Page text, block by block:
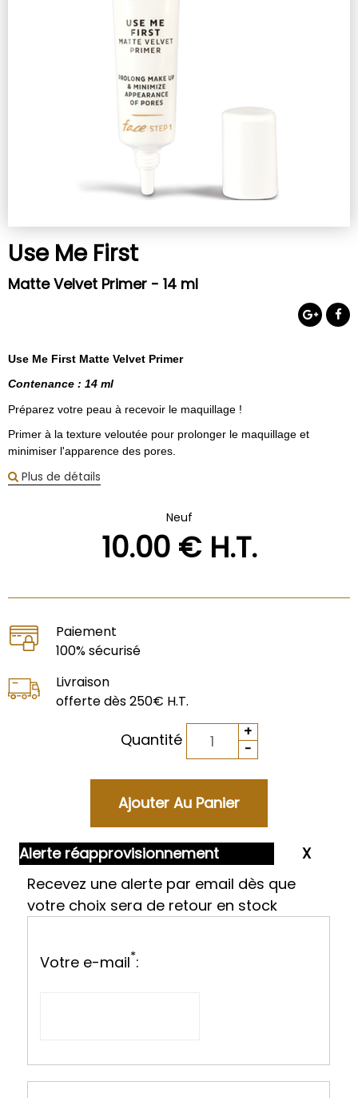
Use Me First
Matte Velvet Primer - 14 ml
Use Me First Matte Velvet Primer
Contenance : 14 ml
Préparez votre peau à recevoir le maquillage !
Primer à la texture veloutée pour prolonger le maquillage et
minimiser l'apparence des pores.
Plus de détails
Neuf
10.00€ H.T.
Paiement
100% sécurisé
Livraison
offerte dès 250€ H.T.
Quantité
Alerte réapprovisionnement
Recevez une alerte par email dès que
votre choix sera de retour en stock
Votre e-mail*: